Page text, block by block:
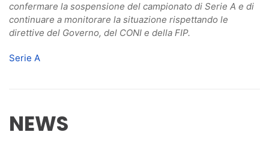
confermare la sospensione del campionato di Serie A e di
continuare a monitorare la situazione rispettando le
direttive del Governo, del CONI e della FIP.
Serie A
NEWS